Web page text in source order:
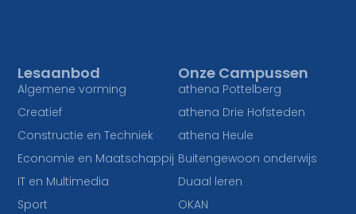
Onze Campussen
athena Pottelberg
athena Drie Hofsteden
athena Heule
Buitengewoon onderwijs
Duaal leren
OKAN
Lesaanbod
Algemene vorming
Creatief
Constructie en Techniek
Economie en Maatschappij
IT en Multimedia
Sport